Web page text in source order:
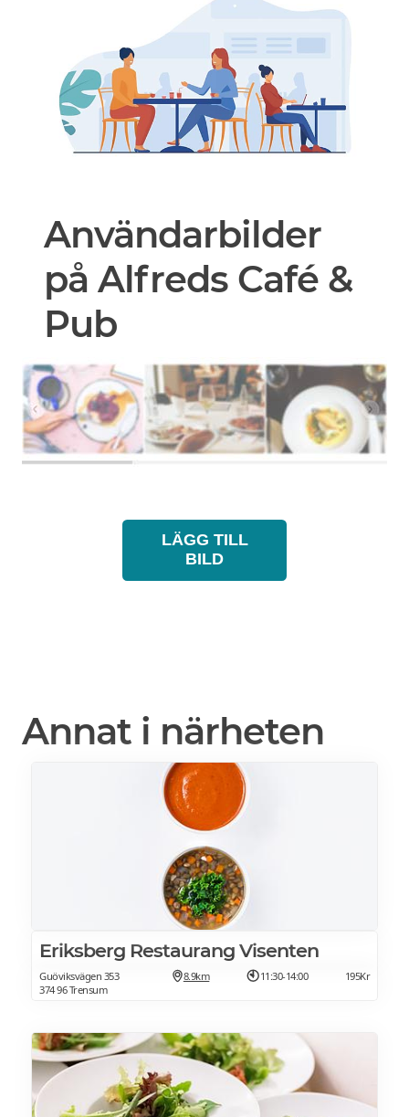
Användarbilder
på Alfreds Café &
Pub
LÄGG TILL
BILD
Annat i närheten
Eriksberg Restaurang Visenten
Guöviksvägen 353
374 96 Trensum
8.9km 11:30-14:00 195Kr